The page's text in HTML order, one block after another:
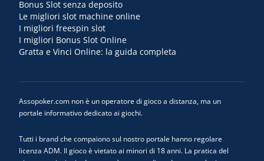
Bonus Slot senza deposito
Le migliori slot machine online
I migliori freespin slot
I migliori Bonus Slot Online
Gratta e Vinci Online: la guida completa
Assopoker.com non è un operatore di gioco a distanza, ma un
portale informativo dedicato ai giochi.
Tutti i brand che compaiono sul nostro portale hanno regolare
licenza ADM. Il gioco è vietato ai minori di 18 anni. La pratica del